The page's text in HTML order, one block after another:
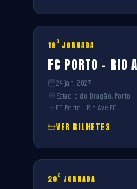
19 ª JORNADA
FC PORTO – RIO
24 jan. 2027
Estádio do Dragão, Porto
FC Porto – Rio Ave FC
VER BILHETES
20ª JORNADA